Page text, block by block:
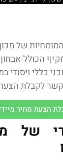
המומחיות של
הכולל
כללי ויסודי
קשר לקבלת
הצעת מחיר
של